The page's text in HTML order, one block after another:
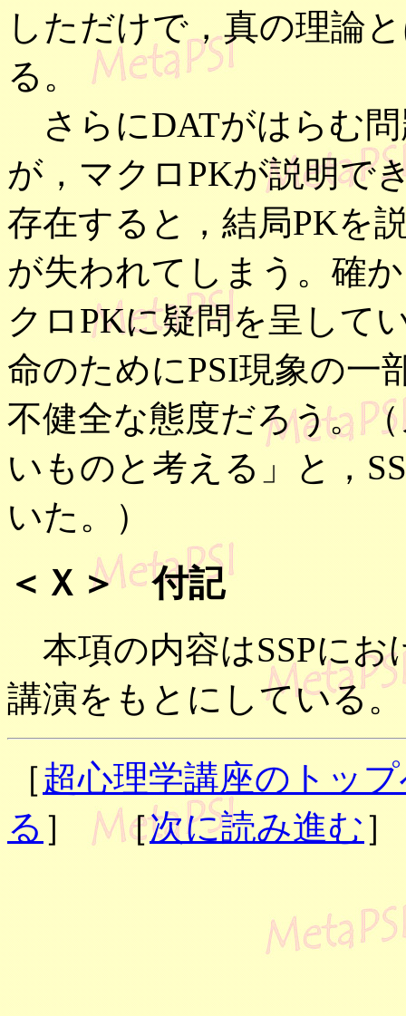
しただけで，真の理論
る。
さらにDATがはらむ
が，マクロPKが説明で
存在すると，結局PKを
が失われてしまう。確
クロPKに疑問を呈して
命のためにPSI現象の一
不健全な態度だろう。
いものと考える」と，
いた。）
＜Ｘ＞ 付記
本項の内容はSSPにお
講演をもとにしている。
［超心理学講座のトッ
る ］ ［次に読み進む］